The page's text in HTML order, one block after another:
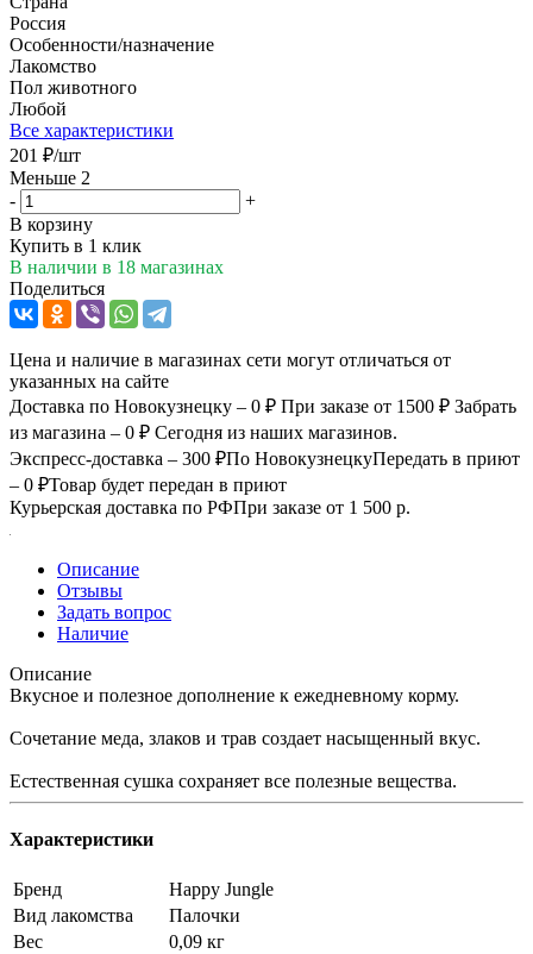
Россия
Особенности/назначение
Лакомство
Пол животного
Любой
Все характеристики
201 ₽/шт
Меньше 2
-
+
В корзину
Купить в 1 клик
В наличии в 18 магазинах
Поделиться
Цена и наличие в магазинах сети могут отличаться от
указанных на сайте
Доставка по Новокузнецку – 0 ₽ При заказе от 1500 ₽ Забрать
из магазина – 0 ₽ Сегодня из наших магазинов.
Экспресс-доставка – 300 ₽По НовокузнецкуПередать в приют
– 0 ₽Товар будет передан в приют
Курьерская доставка по РФПри заказе от 1 500 р.
Описание
Отзывы
Задать вопрос
Наличие
Описание
Вкусное и полезное дополнение к ежедневному корму.
Сочетание меда, злаков и трав создает насыщенный вкус.
Естественная сушка сохраняет все полезные вещества.
Характеристики
Бренд
Happy Jungle
Вид лакомства
Палочки
Вес
0,09 кг